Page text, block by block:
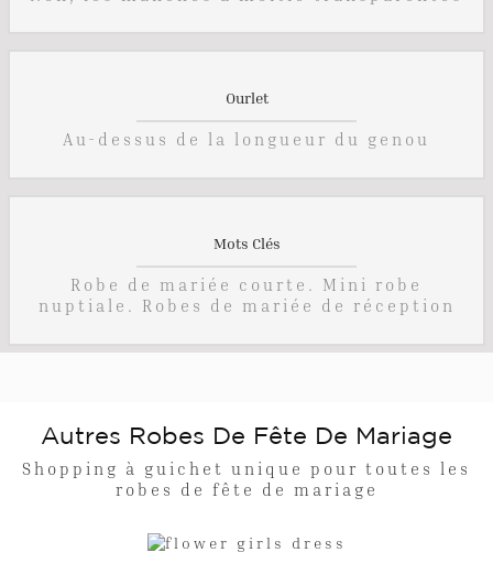
Ourlet
Au-dessus de la longueur du genou
Mots Clés
Robe de mariée courte. Mini robe
nuptiale. Robes de mariée de réception
Autres Robes De Fête De Mariage
Shopping à guichet unique pour toutes les
robes de fête de mariage